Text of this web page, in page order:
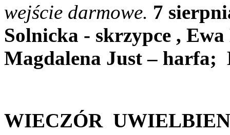
wejście darmowe. 7
Solnicka - skrzypce ,
Magdalena Just – harfa;
WIECZÓR